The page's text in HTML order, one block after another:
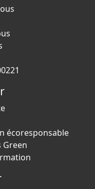
écoresponsable
Green